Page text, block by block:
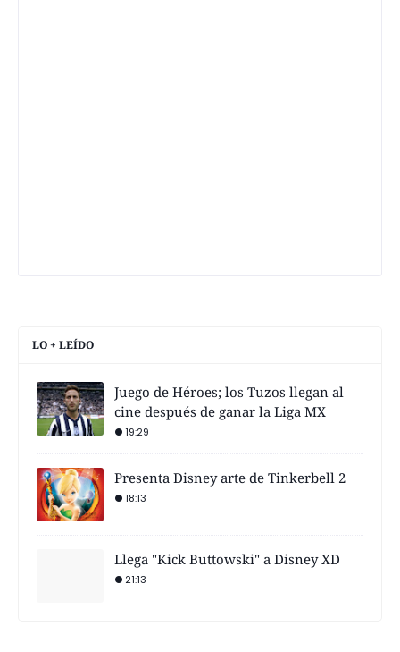
LO + LEÍDO
Juego de Héroes; los Tuzos llegan al
cine después de ganar la Liga MX
19:29
Presenta Disney arte de Tinkerbell 2
18:13
Llega "Kick Buttowski" a Disney XD
21:13